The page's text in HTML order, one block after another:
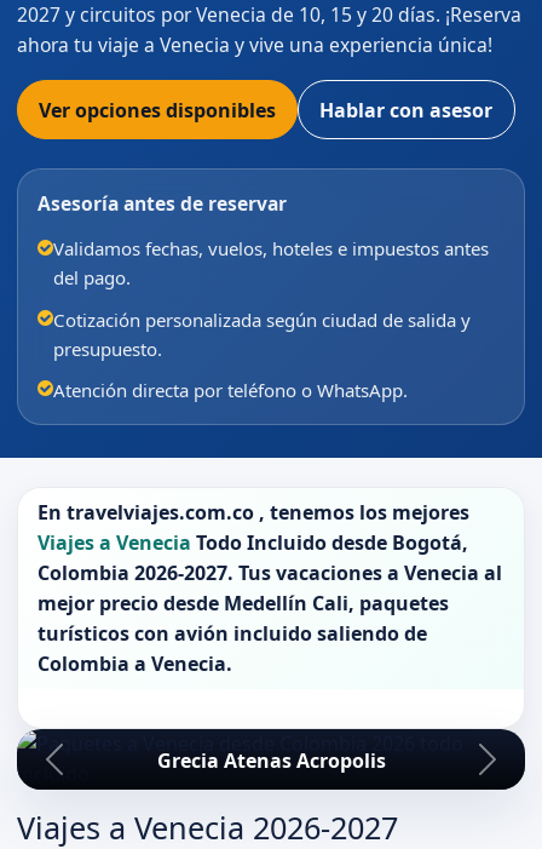
2027 y circuitos por Venecia de 10, 15 y 20 días. ¡Reserva
ahora tu viaje a Venecia y vive una experiencia única!
Ver opciones disponibles Hablar con asesor
Asesoría antes de reservar
Validamos fechas, vuelos, hoteles e impuestos antes
del pago.
Cotización personalizada según ciudad de salida y
presupuesto.
Atención directa por teléfono o WhatsApp.
En travelviajes.com.co , tenemos los mejores
Viajes a Venecia Todo Incluido desde Bogotá,
Colombia 2026-2027. Tus vacaciones a Venecia al
mejor precio desde Medellín Cali, paquetes
turísticos con avión incluido saliendo de
Colombia a Venecia.
Grecia Atenas Acropolis
Viajes a Venecia 2026-2027